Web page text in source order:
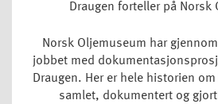
Draugen forteller på Norsk
Norsk Oljemuseum har
jobbet med
Draugen. Her er hele historien
samlet, dokumentert og